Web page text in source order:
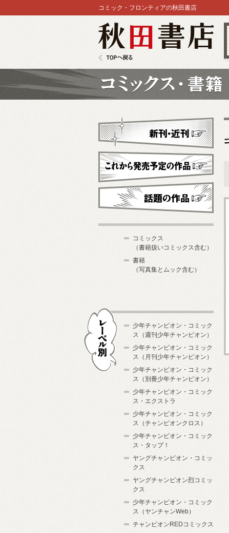
コミック・フロンティアの秋田書店
新刊・近刊
これから発売予定
コミックス
（書籍扱いコミックス含む）
書籍
（写真集とムック含む）
少年チャンピオン・コミック
ス（週刊少年チャンピオン）
少年チャンピオン・コミック
ス（月刊少年チャンピオン）
少年チャンピオン・コミック
ス（別冊少年チャンピオン）
少年チャンピオン・コミック
ス・エクストラ
少年チャンピオン・コミック
ス（チャンピオンクロス）
少年チャンピオン・コミック
ス・タップ！
ヤングチャンピオン・コミッ
クス
ヤングチャンピオン烈コミッ
クス
少年チャンピオン・コミック
ス（ヤンチャンWeb）
チャンピオンREDコミックス